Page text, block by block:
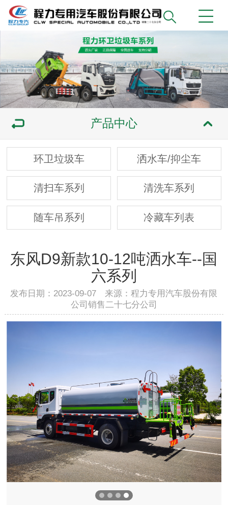
产品中心
环卫垃圾车 洒水车/抑尘车
清扫车系列 清洗车系列
随车吊系列 冷藏车列表
东风D9新款10-12吨洒水车--国
六系列
发布日期：2023-09-07 来源：程力专用汽车股份有限
公司销售二十七分公司